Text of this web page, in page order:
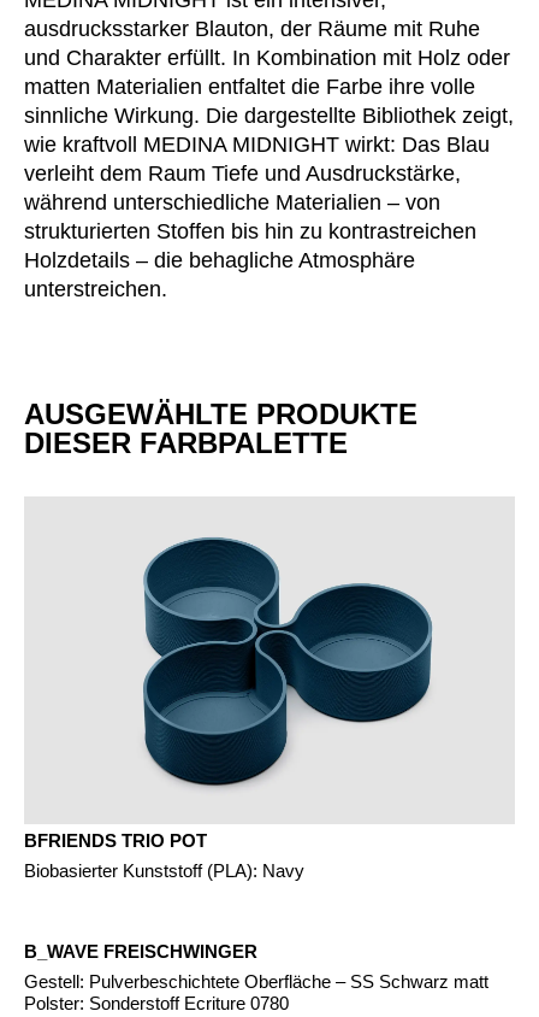
Norwegen(NO)
Oman (OM)
Philippinen(PH)
Polen (PL)
Portugal(PT)
Qatar
Rest der Welt()
Rumänien (RO)
Russland(RU)
(CH)
Senegal (SN)
Singapur(SG)
Slowenien
(ES)
(ZA)
Südkorea(KR)
(TW)
(TZ)
(TH)
Tunesien(TN)
Vereinigte Arabische Emirate
Weißrussland(BY)
ausdrucksstarker Blauton, der Räume mit Ruhe
und Charakter erfüllt. In Kombination mit Holz oder
matten Materialien entfaltet die Farbe ihre volle
sinnliche Wirkung. Die dargestellte Bibliothek zeigt,
wie kraftvoll MEDINA MIDNIGHT wirkt: Das Blau
verleiht dem Raum Tiefe und Ausdruckstärke,
während unterschiedliche Materialien – von
strukturierten Stoffen bis hin zu kontrastreichen
Holzdetails – die behagliche Atmosphäre
unterstreichen.
AUSGEWÄHLTE PRODUKTE
DIESER FARBPALETTE
BFRIENDS TRIO POT
Biobasierter Kunststoff (PLA): Navy
B_WAVE FREISCHWINGER
Gestell: Pulverbeschichtete Oberfläche – SS Schwarz matt
Polster: Sonderstoff Ecriture 0780